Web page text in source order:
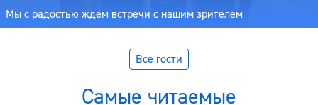
Мы с радостью ждем встречи с нашим зрителем
Все гости
Самые читаемые